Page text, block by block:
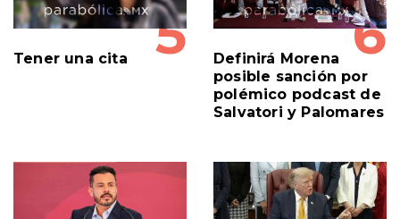
5
Tener una cita 6
Definirá Morena
posible sanción por
polémico podcast de
Salvatori y Palomares